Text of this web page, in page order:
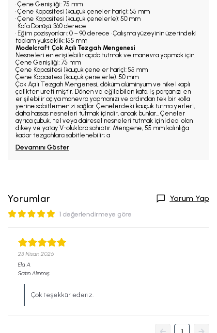
• Çene Genişliği: 75 mm
• Çene Kapasitesi (kauçuk çeneler hariç): 55 mm
• Çene Kapasitesi (kauçuk çenelerle): 50 mm
• Kafa Dönüşü: 360 derece
• Eğim pozisyonları: 0 – 90 derece • Çalışma yüzeyinin üzerindeki
toplam yükseklik: 155 mm
Modelcraft Çok Açılı Tezgah Mengenesi
Nesneleri en erişilebilir açıda tutmak ve manevra yapmak için.
Çene Genişliği: 75 mm
Çene Kapasitesi (kauçuk çeneler hariç): 55 mm
Çene Kapasitesi (kauçuk çenelerle): 50 mm
Çok Açılı Tezgah Mengenesi, döküm alüminyum ve nikel kaplı
çelikten üretilmiştir. Dönen ve eğilebilen kafa, iş parçanızı en
erişilebilir açıya manevra yapmanızı ve ardından tek bir kolla
yerine sabitlemenizi sağlar. Çenelerdeki kauçuk tutma yerleri,
daha hassas nesneleri tutmak içindir, ancak bunlar... Çeneler
ayrıca çubuk, tel veya dairesel nesneleri tutmak için ideal olan
dikey ve yatay V-oluklara sahiptir. Mengene, 55 mm kalınlığa
kadar tezgahlara sabitlenebilir; a
Devamını Göster
Yorumlar Yorum Yap
1 değerlendirmeye göre
23 Nisan 2026
Ela A.
Satın Alınmış
Çok teşekkür ederiz.